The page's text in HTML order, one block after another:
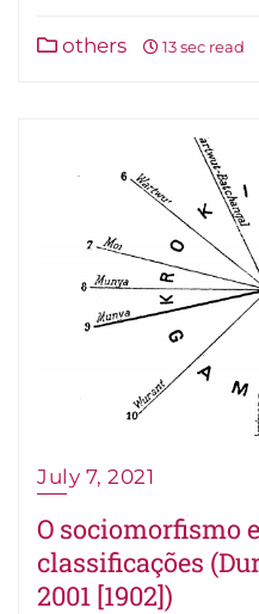
others 13 sec read
July 7, 2021
O sociomorfismo
classificações
2001 [1902])